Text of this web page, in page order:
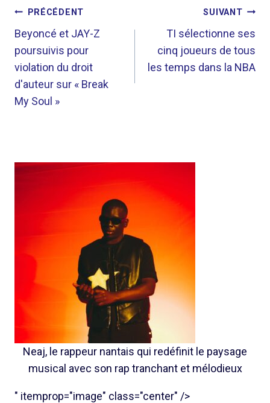
NAVIGATION
DE
L’ARTICLE
PRÉCÉDENT
Beyoncé et JAY-Z
poursuivis pour
violation du droit
d'auteur sur « Break
My Soul »
SUIVANT
TI sélectionne ses
cinq joueurs de tous
les temps dans la NBA
Neaj, le rappeur nantais qui redéfinit le paysage
musical avec son rap tranchant et mélodieux
" itemprop="image" class="center" />